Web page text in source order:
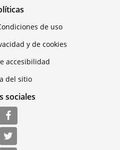
de uso
y de cookies
accesibilidad
del sitio
sociales